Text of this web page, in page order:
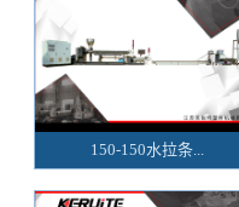
150-150水拉条...